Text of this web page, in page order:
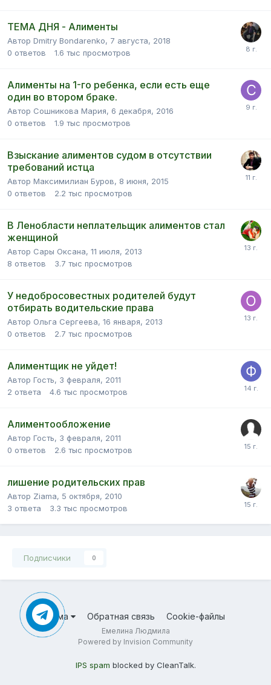
ТЕМА ДНЯ - Алименты
Автор Dmitry Bondarenko, 7 августа, 2018
0 ответов 1.6 тыс просмотров
Алименты на 1-го ребенка, если есть еще
один во втором браке.
Автор Сошникова Мария, 6 декабря, 2016
0 ответов 1.9 тыс просмотров
Взыскание алиментов судом в отсутствии
требований истца
Автор Максимилиан Буров, 8 июня, 2015
0 ответов 2.2 тыс просмотров
В Ленобласти неплательщик алиментов стал
женщиной
Автор Сары Оксана, 11 июля, 2013
8 ответов 3.7 тыс просмотров
У недобросовестных родителей будут
отбирать водительские права
Автор Ольга Сергеева, 16 января, 2013
0 ответов 2.7 тыс просмотров
Алиментщик не уйдет!
Автор Гость, 3 февраля, 2011
2 ответа 4.6 тыс просмотров
Алиментообложение
Автор Гость, 3 февраля, 2011
0 ответов 2.6 тыс просмотров
лишение родительских прав
Автор Ziama, 5 октября, 2010
3 ответа 3.3 тыс просмотров
Подписчики 0
Тема Обратная связь Cookie-файлы
Емелина Людмила
Powered by Invision Community
IPS spam blocked by CleanTalk.